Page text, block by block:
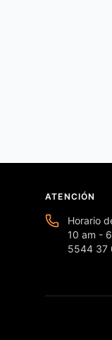
ATENCIÓN
Horario
10 am -
5544 37